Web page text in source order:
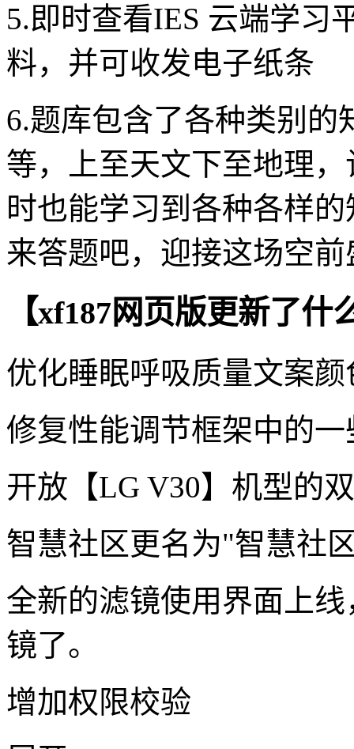
5.即时查看IES 云端学习
料，并可收发电子纸条
6.题库包含了各种类别的
等，上至天文下至地理
时也能学习到各种各样
来答题吧，迎接这场空
【xf187网页版更新了什
优化睡眠呼吸质量文案颜
修复性能调节框架中的一
开放【LG V30】机型的
智慧社区更名为"智慧社
全新的滤镜使用界面上
镜了。
增加权限校验